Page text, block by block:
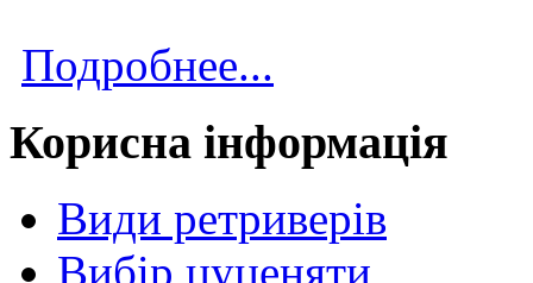
Подробнее...
Корисна інформація
Види ретриверів
Вибір цуценяти